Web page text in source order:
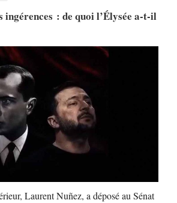
ingérences : de quoi l’Élysée a-t-il
Laurent Nuñez, a déposé au Sénat